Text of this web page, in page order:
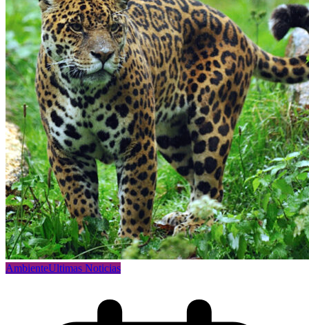
AmbienteUltimas Noticias